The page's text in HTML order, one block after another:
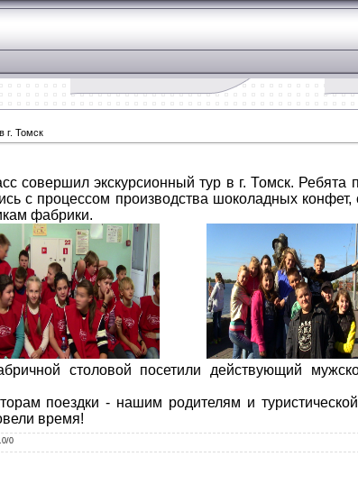
г. Томск
совершил экскурсионный тур в г. Томск.
с процессом производства шоколадных конфет,
фабрики.
столовой посетили действующий
поездки - нашим родителям и
время!
/0